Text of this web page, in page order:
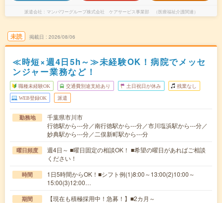
派遣会社 マンパワーグループ株式会社 ケアサービス事業部 （医療福祉介護関連）
未読 掲載日 2026/08/06
≪時短×週4日5h～≫未経験OK！病院でメッセ
ンジャー業務など！
職種未経験OK 交通費別途支給あり 土日祝日が休み 残業なし
WEB登録OK 派遣
勤務地
千葉県市川市
行徳駅から---分／南行徳駅から---分／市川塩浜駅から---分／
妙典駅から---分／二俣新町駅から---分
曜日頻度
週4日～ ■曜日固定の相談OK！ ■希望の曜日があればご相談
ください！
時間
1日5時間からOK！■シフト例(1)8:00～13:00(2)10:00～
15:00(3)12:00…
期間 【現在も積極採用中！急募！】■2カ月～